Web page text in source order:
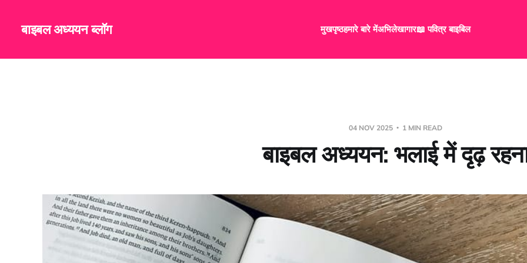
बाइबल अध्ययन ब्लॉग मुखपृष्ठहमारे बारे मेंअभिलेखागार📖 पवित्र बाइबिल
04 NOV 2025 1 MIN READ
बाइबल अध्ययन: भलाई में दृढ़